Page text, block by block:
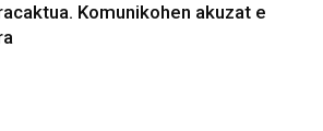
Komunikohen akuzat e